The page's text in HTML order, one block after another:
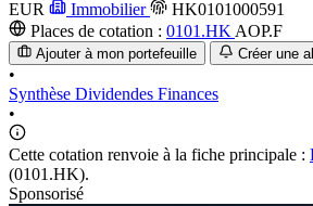
EUR
Immobilier
HK0101000591
Places de cotation : 0101.HK AOP.F
Ajouter à mon portefeuille Créer une
•
Synthèse Dividendes Finances
•
Cette cotation renvoie à la fiche principale :
(0101.HK).
Sponsorisé